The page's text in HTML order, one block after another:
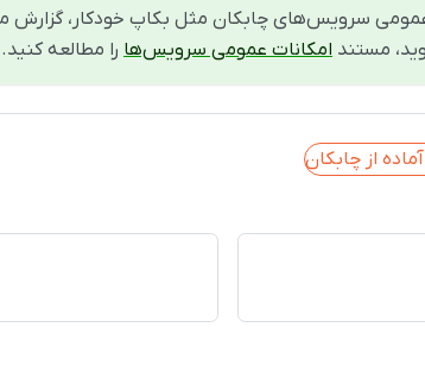
عمومی سرویس‌های چابکان مثل بکاپ خودکار، گزارش
مستند امکانات عمومی سرویس‌ها را مطالعه کنید.